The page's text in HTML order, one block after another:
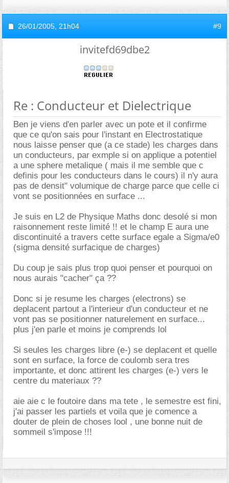
26/01/2005, 21h04 #9
invitefd69dbe2
Re : Conducteur et Dielectrique
Ben je viens d'en parler avec un pote et il confirme
que ce qu'on sais pour l'instant en Electrostatique
nous laisse penser que (a ce stade) les charges dans
un conducteurs, par exmple si on applique a potentiel
a une sphere metalique ( mais il me semble que c
definis pour les conducteurs dans le cours) il n'y aura
pas de densit" volumique de charge parce que celle ci
vont se positionnées en surface ...
Je suis en L2 de Physique Maths donc desolé si mon
raisonnement reste limité !! et le champ E aura une
discontinuité a travers cette surface egale a Sigma/e0
(sigma densité surfacique de charges)
Du coup je sais plus trop quoi penser et pourquoi on
nous aurais "cacher" ça ??
Donc si je resume les charges (electrons) se
deplacent partout a l'interieur d'un conducteur et ne
vont pas se positionner naturelement en surface...
plus j'en parle et moins je comprends lol
Si seules les charges libre (e-) se deplacent et quelle
sont en surface, la force de coulomb sera tres
importante, et donc attirent les charges (e-) vers le
centre du materiaux ??
aie aie c le foutoire dans ma tete , le semestre est fini,
j'ai passer les partiels et voila que je comence a
douter de plein de choses lool , une bonne nuit de
sommeil s'impose !!!